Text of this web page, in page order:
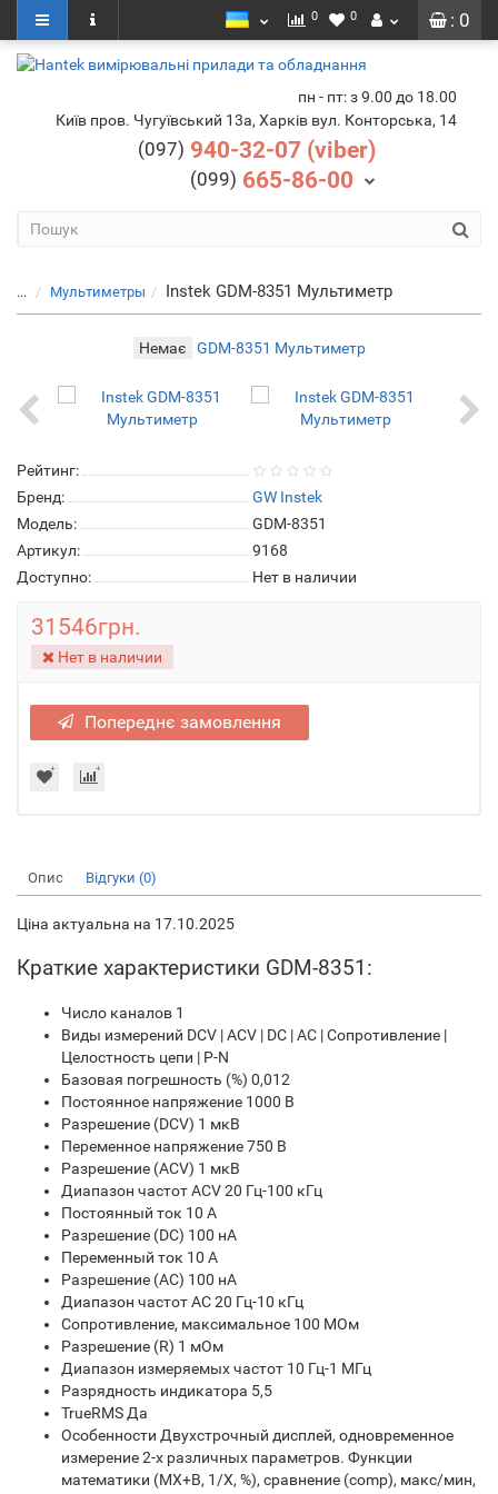
: 0
0 0
пн - пт: з 9.00 до 18.00
Київ пров. Чугуївський 13а, Харків вул. Конторська, 14
(097) 940-32-07 (viber)
(099) 665-86-00
... Мультиметры Instek GDM-8351 Мультиметр
Немає
Рейтинг:
Бренд:
GW Instek
Модель:
GDM-8351
Артикул:
9168
Доступно:
Нет в наличии
31546грн.
Нет в наличии
Попереднє замовлення
Опис Відгуки (0)
Ціна актуальна на 17.10.2025
Краткие характеристики GDM-8351:
Число каналов 1
Виды измерений DCV | ACV | DC | AC | Сопротивление |
Целостность цепи | P-N
Базовая погрешность (%) 0,012
Постоянное напряжение 1000 В
Разрешение (DCV) 1 мкВ
Переменное напряжение 750 В
Разрешение (ACV) 1 мкВ
Диапазон частот ACV 20 Гц-100 кГц
Постоянный ток 10 А
Разрешение (DC) 100 нА
Переменный ток 10 А
Разрешение (AC) 100 нА
Диапазон частот AC 20 Гц-10 кГц
Сопротивление, максимальное 100 МОм
Разрешение (R) 1 мОм
Диапазон измеряемых частот 10 Гц-1 МГц
Разрядность индикатора 5,5
TrueRMS Да
Особенности Двухстрочный дисплей, одновременное
измерение 2-х различных параметров. Функции
математики (MX+B, 1/X, %), сравнение (comp), макс/мин,